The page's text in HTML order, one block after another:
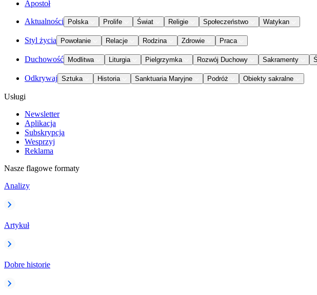
Apostoł
Aktualności Polska Prolife Świat Religie Społeczeństwo Watykan
Styl życia Powołanie Relacje Rodzina Zdrowie Praca
Duchowość Modlitwa Liturgia Pielgrzymka Rozwój Duchowy Sakramenty
Odkrywaj Sztuka Historia Sanktuaria Maryjne Podróż Obiekty sakralne
Usługi
Newsletter
Aplikacja
Subskrypcja
Wesprzyj
Reklama
Nasze flagowe formaty
Analizy
Artykuł
Dobre historie